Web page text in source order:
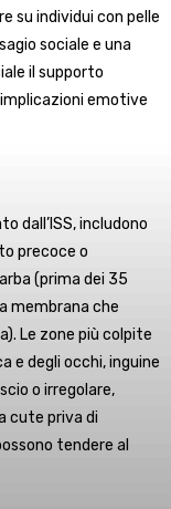
su individui con pelle
sociale e una
il supporto
emotive
dall’ISS, includono
precoce o
(prima dei 35
membrana che
Le zone più colpite
e degli occhi, inguine
o irregolare,
cute priva di
tendere al